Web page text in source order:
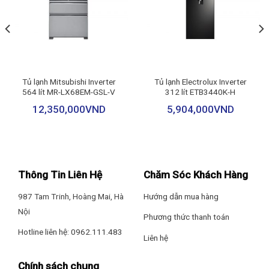
Tủ lạnh Mitsubishi Inverter
564 lít MR-LX68EM-GSL-V
12,350,000VND
Tủ lạnh Electrolux Inverter
312 lít ETB3440K-H
5,904,000VND
Thông Tin Liên Hệ
987 Tam Trinh, Hoàng Mai, Hà
Nội
Hotline liên hệ: 0962.111.483
Chăm Sóc Khách Hàng
Hướng dẫn mua hàng
Phương thức thanh toán
Liên hệ
Chính sách chung